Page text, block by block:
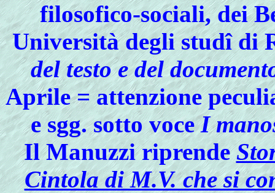
filosofico-sociali, dei
Università degli studî di
del testo e del
Aprile = attenzione
e sgg. sotto voceI
Il Manuzzi riprende
Cintola di M.V. che si